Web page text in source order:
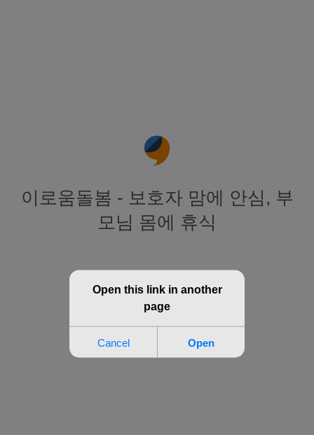
이로움돌봄 - 보호자 맘에 안심, 부
모님 몸에 휴식